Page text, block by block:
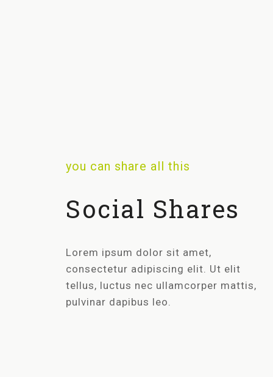
you can share all this
Social Shares
Lorem ipsum dolor sit amet,
consectetur adipiscing elit. Ut elit
tellus, luctus nec ullamcorper mattis,
pulvinar dapibus leo.